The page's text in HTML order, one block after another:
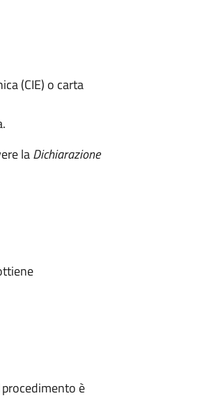
(CIE) o carta
laDichiarazione
è